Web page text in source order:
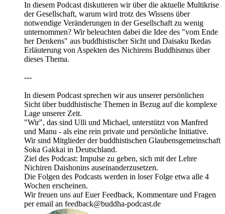
In diesem Podcast diskutieren wir über die aktuelle Multikrise
der Gesellschaft, warum wird trotz des Wissens über
notwendige Veränderungen in der Gesellschaft zu wenig
unternommen? Wir beleuchten dabei die Idee des "vom Ende
her Denkens" aus buddhistischer Sicht und Daisaku Ikedas
Erläuterung von Aspekten des Nichirens Buddhismus über
dieses Thema.
---
In diesem Podcast sprechen wir aus unserer persönlichen
Sicht über buddhistische Themen in Bezug auf die komplexe
Lage unserer Zeit.
"Wir", das sind Ulli und Michael, unterstützt von Manfred
und Manu - als eine rein private und persönliche Initiative.
Wir sind Mitglieder der buddhistischen Glaubensgemeinschaft
Soka Gakkai in Deutschland.
Ziel des Podcast: Impulse zu geben, sich mit der Lehre
Nichiren Daishonins auseinanderzusetzen.
Die Folgen des Podcasts werden in loser Folge etwa alle 4
Wochen erscheinen.
Wir freuen uns auf Euer Feedback, Kommentare und Fragen
per email an feedback@buddha-podcast.de